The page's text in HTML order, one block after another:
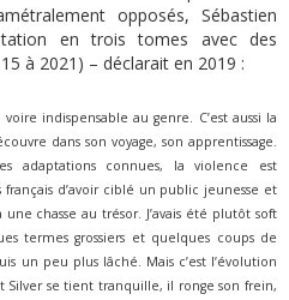
opposés, Sébastien
en trois tomes avec des
à 2021) – déclarait en 2019 :
indispensable au genre. C’est aussi la
dans son voyage, son apprentissage.
adaptations connues, la violence est
d’avoir ciblé un public jeunesse et
chasse au trésor. J’avais été plutôt soft
termes grossiers et quelques coups de
un peu plus lâché. Mais c’est l’évolution
Silver se tient tranquille, il ronge son frein,